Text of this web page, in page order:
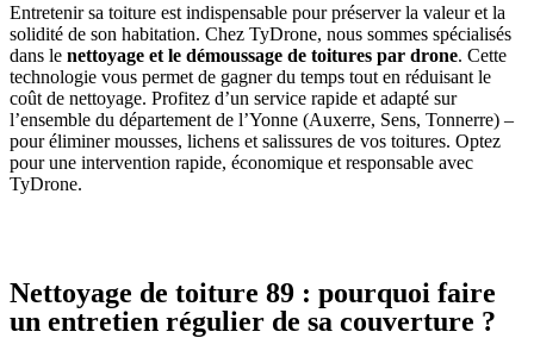
Entretenir sa toiture est indispensable pour préserver la valeur et la
solidité de son habitation. Chez TyDrone, nous sommes spécialisés
dans le nettoyage et le démoussage de toitures par drone. Cette
technologie vous permet de gagner du temps tout en réduisant le
coût de nettoyage. Profitez d’un service rapide et adapté sur
l’ensemble du département de l’Yonne (Auxerre, Sens, Tonnerre) –
pour éliminer mousses, lichens et salissures de vos toitures. Optez
pour une intervention rapide, économique et responsable avec
TyDrone.
Nettoyage de toiture 89 : pourquoi faire
un entretien régulier de sa couverture ?